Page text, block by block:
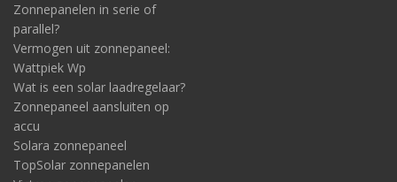
Zonnepanelen in serie of
parallel?
Vermogen uit zonnepaneel:
Wattpiek Wp
Wat is een solar laadregelaar?
Zonnepaneel aansluiten op
accu
Solara zonnepaneel
TopSolar zonnepanelen